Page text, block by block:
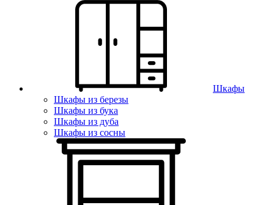
Шкафы
Шкафы из березы
Шкафы из бука
Шкафы из дуба
Шкафы из сосны